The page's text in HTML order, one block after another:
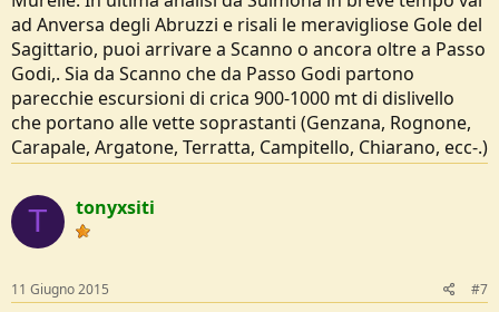
ad Anversa degli Abruzzi e risali le meravigliose Gole del
Sagittario, puoi arrivare a Scanno o ancora oltre a Passo
Godi,. Sia da Scanno che da Passo Godi partono
parecchie escursioni di crica 900-1000 mt di dislivello
che portano alle vette soprastanti (Genzana, Rognone,
Carapale, Argatone, Terratta, Campitello, Chiarano, ecc-.)
T tonyxsiti
11 Giugno 2015 #7